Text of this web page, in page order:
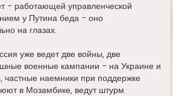
- работающей управленческой
у Путина беда - оно
на глазах.
уже ведет две войны, две
военные кампании - на Украине и
частные наемники при поддержке
в Мозамбике, ведут штурм